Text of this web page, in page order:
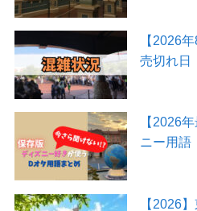
【2026
売切れ日
【2026
ニー用語
【2026